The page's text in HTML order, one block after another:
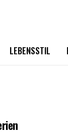
LEBENSSTIL